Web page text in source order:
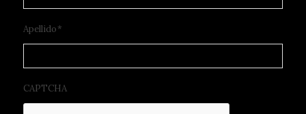
Apellido*
CAPTCHA